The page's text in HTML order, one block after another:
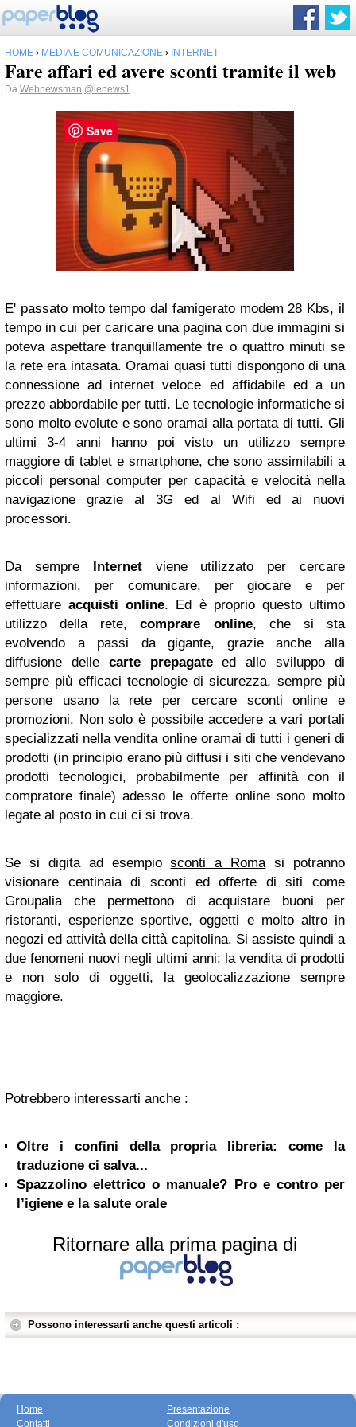
HOME › MEDIA E COMUNICAZIONE › INTERNET
Fare affari ed avere sconti tramite il web
Da Webnewsman @lenews1
E' passato molto tempo dal famigerato modem 28 Kbs, il
tempo in cui per caricare una pagina con due immagini si
poteva aspettare tranquillamente tre o quattro minuti se
la rete era intasata. Oramai quasi tutti dispongono di una
connessione ad internet veloce ed affidabile ed a un
prezzo abbordabile per tutti. Le tecnologie informatiche si
sono molto evolute e sono oramai alla portata di tutti. Gli
ultimi 3-4 anni hanno poi visto un utilizzo sempre
maggiore di tablet e smartphone, che sono assimilabili a
piccoli personal computer per capacità e velocità nella
navigazione grazie al 3G ed al Wifi ed ai nuovi
processori.
Da sempre Internetviene utilizzato per cercare
informazioni, per comunicare, per giocare e per
effettuareacquisti online. Ed è proprio questo ultimo
utilizzo della rete,comprare online, che si sta
evolvendo a passi da gigante, grazie anche alla
diffusione delle carte prepagateed allo sviluppo di
sempre più efficaci tecnologie di sicurezza, sempre più
persone usano la rete per cercare sconti online e
promozioni. Non solo è possibile accedere a vari portali
specializzati nella vendita online oramai di tutti i generi di
prodotti (in principio erano più diffusi i siti che vendevano
prodotti tecnologici, probabilmente per affinità con il
compratore finale) adesso le offerte online sono molto
legate al posto in cui ci si trova.
Se si digita ad esempiosconti a Romasi potranno
visionare centinaia di sconti ed offerte di siti come
Groupalia che permettono di acquistare buoni per
ristoranti, esperienze sportive, oggetti e molto altro in
negozi ed attività della città capitolina. Si assiste quindi a
due fenomeni nuovi negli ultimi anni: la vendita di prodotti
e non solo di oggetti, la geolocalizzazione sempre
maggiore.
Potrebbero interessarti anche :
Oltre i confini della propria libreria: come la
traduzione ci salva...
Spazzolino elettrico o manuale? Pro e contro per
l’igiene e la salute orale
Ritornare alla prima pagina di
Possono interessarti anche questi articoli :
Home
Contatti
Presentazione
Condizioni d'uso
Save